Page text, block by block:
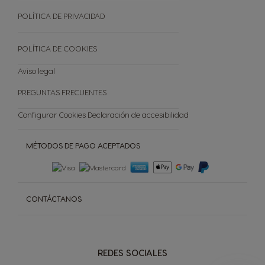
Reciclar Capsulas
Tienda Exclusiva
REDES SOCIALES
MÉTODOS DE PAGO ACEPTADOS
CONTÁCTANOS
POLÍTICA DE PRIVACIDAD
POLÍTICA DE COOKIES
Aviso legal
PREGUNTAS FRECUENTES
Configurar Cookies Declaración de accesibilidad